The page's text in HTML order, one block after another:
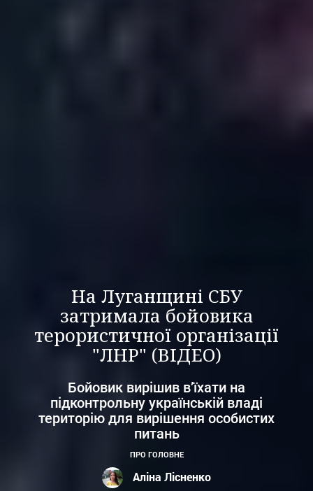
На Луганщині СБУ
затримала бойовика
терористичної організації
"ЛНР" (ВІДЕО)
Бойовик вирішив в’їхати на
підконтрольну українській владі
територію для вирішення особистих
питань
ПРО ГОЛОВНЕ
Аліна Лісненко